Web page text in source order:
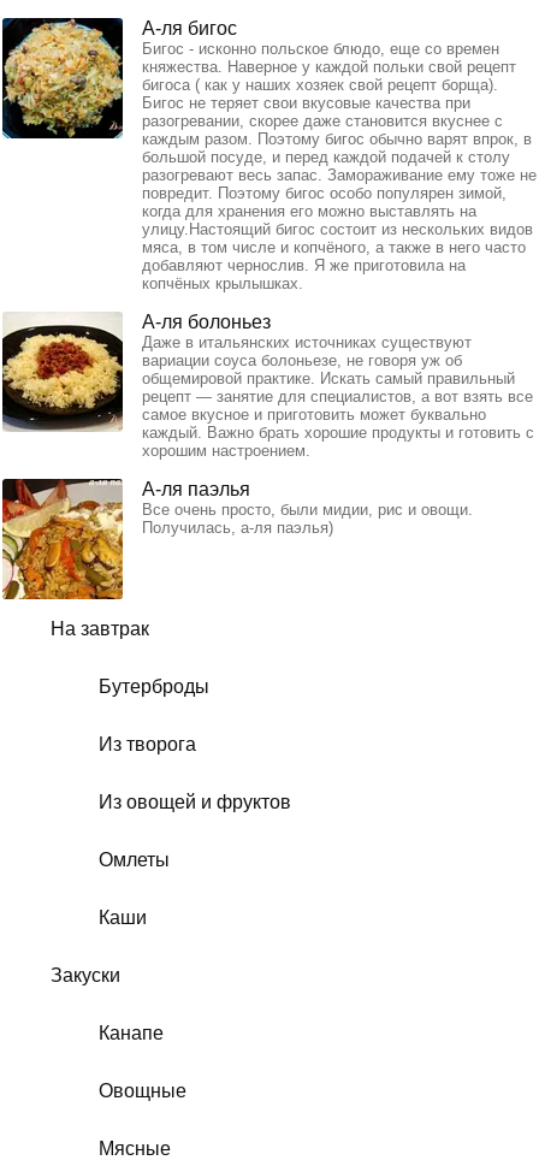
На завтрак
Бутерброды
Из творога
Из овощей и фруктов
Омлеты
Каши
Закуски
Канапе
Овощные
Мясные
А-ля бигос
Бигос - исконно польское блюдо, еще со времен
княжества. Наверное у каждой польки свой рецепт
бигоса ( как у наших хозяек свой рецепт борща).
Бигос не теряет свои вкусовые качества при
разогревании, скорее даже становится вкуснее с
каждым разом. Поэтому бигос обычно варят впрок, в
большой посуде, и перед каждой подачей к столу
разогревают весь запас. Замораживание ему тоже не
повредит. Поэтому бигос особо популярен зимой,
когда для хранения его можно выставлять на
улицу.Настоящий бигос состоит из нескольких видов
мяса, в том числе и копчёного, а также в него часто
добавляют чернослив. Я же приготовила на
копчёных крылышках.
А-ля болоньез
Даже в итальянских источниках существуют
вариации соуса болоньезе, не говоря уж об
общемировой практике. Искать самый правильный
рецепт — занятие для специалистов, а вот взять все
самое вкусное и приготовить может буквально
каждый. Важно брать хорошие продукты и готовить с
хорошим настроением.
А-ля паэлья
Все очень просто, были мидии, рис и овощи.
Получилась, а-ля паэлья)